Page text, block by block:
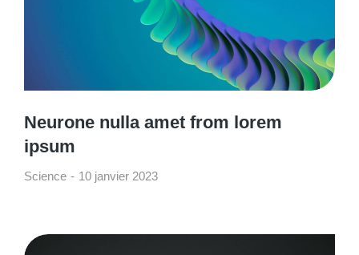
Neurone nulla amet from lorem
ipsum
Science 10 janvier 2023